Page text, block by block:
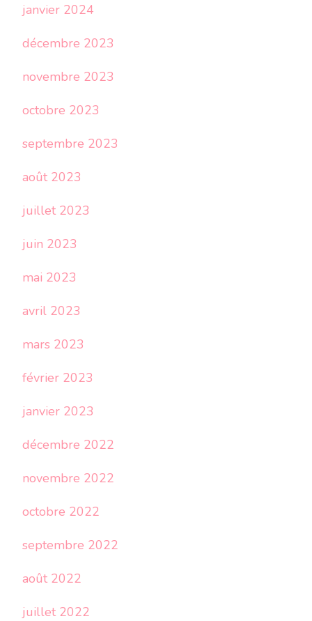
janvier 2024
décembre 2023
novembre 2023
octobre 2023
septembre 2023
août 2023
juillet 2023
juin 2023
mai 2023
avril 2023
mars 2023
février 2023
janvier 2023
décembre 2022
novembre 2022
octobre 2022
septembre 2022
août 2022
juillet 2022